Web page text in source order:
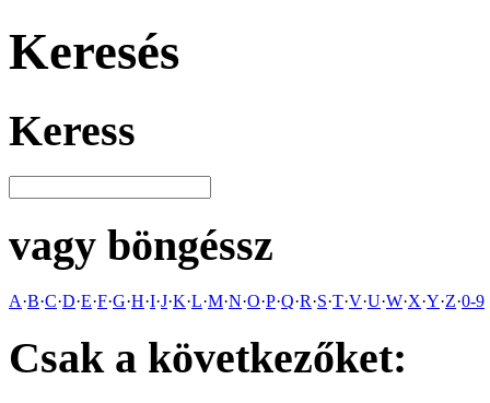
Keresés
Keress
vagy böngéssz
A·B·C·D·E·F·G·H·I·J·K·L·M·N·O·P·Q·R·S·T·V·U·W·X·Y·Z·0-9
Csak a következőket: